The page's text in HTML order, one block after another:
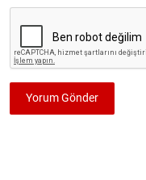
Yorum Gönder